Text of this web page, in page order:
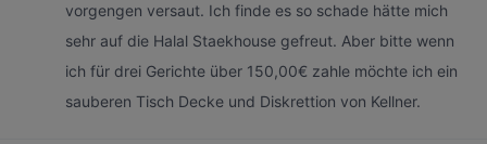
vorgengen versaut. Ich finde es so schade hätte mich
sehr auf die Halal Staekhouse gefreut. Aber bitte wenn
ich für drei Gerichte über 150,00€ zahle möchte ich ein
sauberen Tisch Decke und Diskrettion von Kellner.